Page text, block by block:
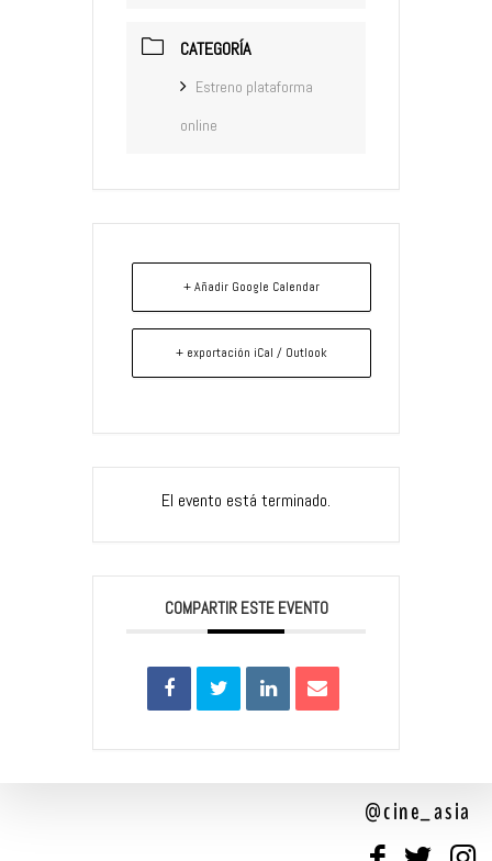
CATEGORÍA
Estreno plataforma
online
+ Añadir Google Calendar
+ exportación iCal / Outlook
El evento está terminado.
COMPARTIR ESTE EVENTO
@cine_asia